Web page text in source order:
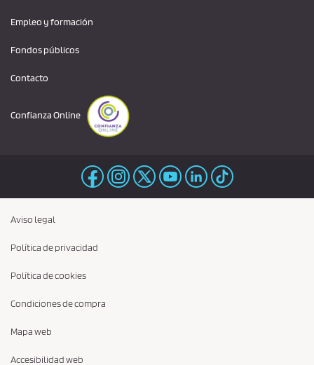
Empleo y formación
Fondos públicos
Contacto
Confianza Online
Aviso legal
Política de privacidad
Política de cookies
Condiciones de compra
Mapa web
Accesibilidad web